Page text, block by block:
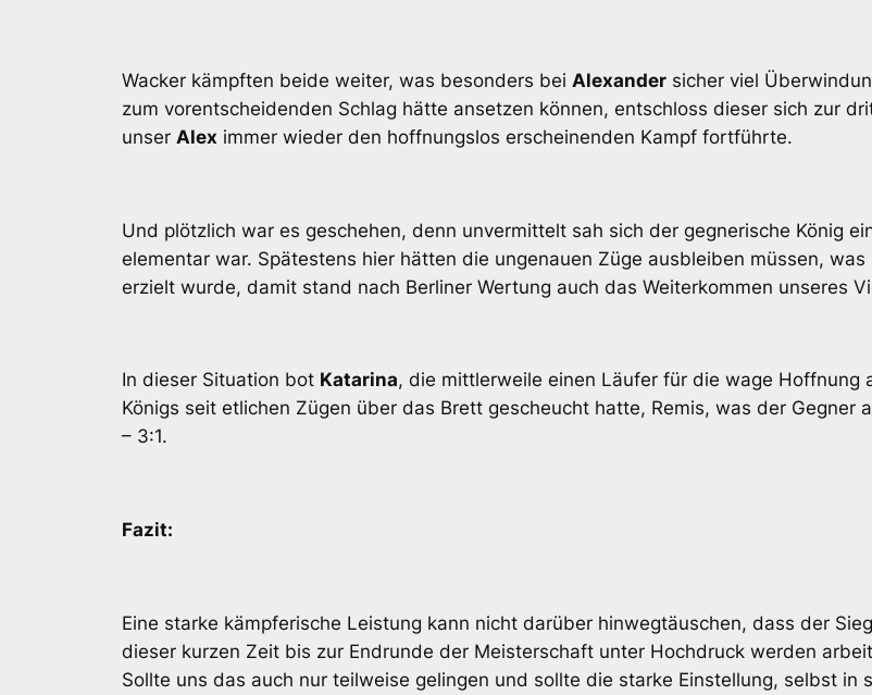
Wacker kämpften beide weiter, was besonders bei Alexander sicher viel
zum vorentscheidenden Schlag hätte ansetzen können, entschloss dieser sich zur
unser Alex immer wieder den hoffnungslos erscheinenden Kampf fortführte.
Und plötzlich war es geschehen, denn unvermittelt sah sich der gegnerische König
elementar war. Spätestens hier hätten die ungenauen Züge ausbleiben müssen,
erzielt wurde, damit stand nach Berliner Wertung auch das Weiterkommen unseres
In dieser Situation bot Katarina, die mittlerweile einen Läufer für die wage Hoffnung
Königs seit etlichen Zügen über das Brett gescheucht hatte, Remis, was der
– 3:1.
Fazit:
Eine starke kämpferische Leistung kann nicht darüber hinwegtäuschen, dass der
dieser kurzen Zeit bis zur Endrunde der Meisterschaft unter Hochdruck werden
Sollte uns das auch nur teilweise gelingen und sollte die starke Einstellung, selbst in